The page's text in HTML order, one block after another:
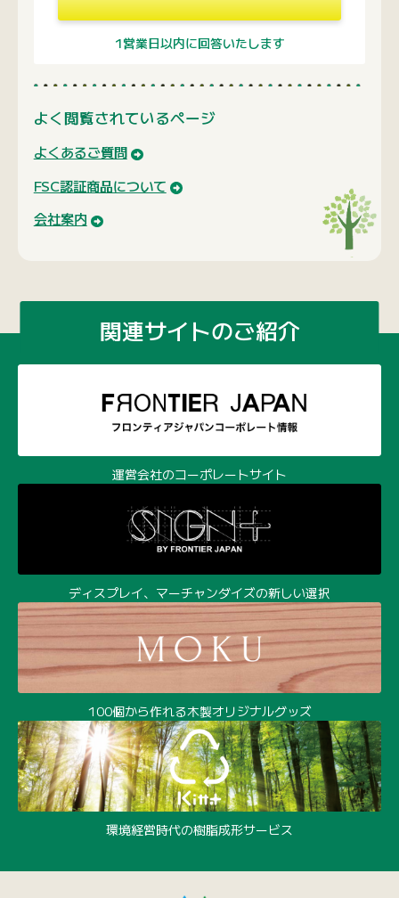
1営業日以内に回答いたします
よく閲覧されているページ
よくあるご質問
FSC認証商品について
会社案内
関連サイトのご紹介
運営会社のコーポレートサイト
ディスプレイ、マーチャンダイズの新しい選択
100個から作れる木製オリジナルグッズ
環境経営時代の樹脂成形サービス